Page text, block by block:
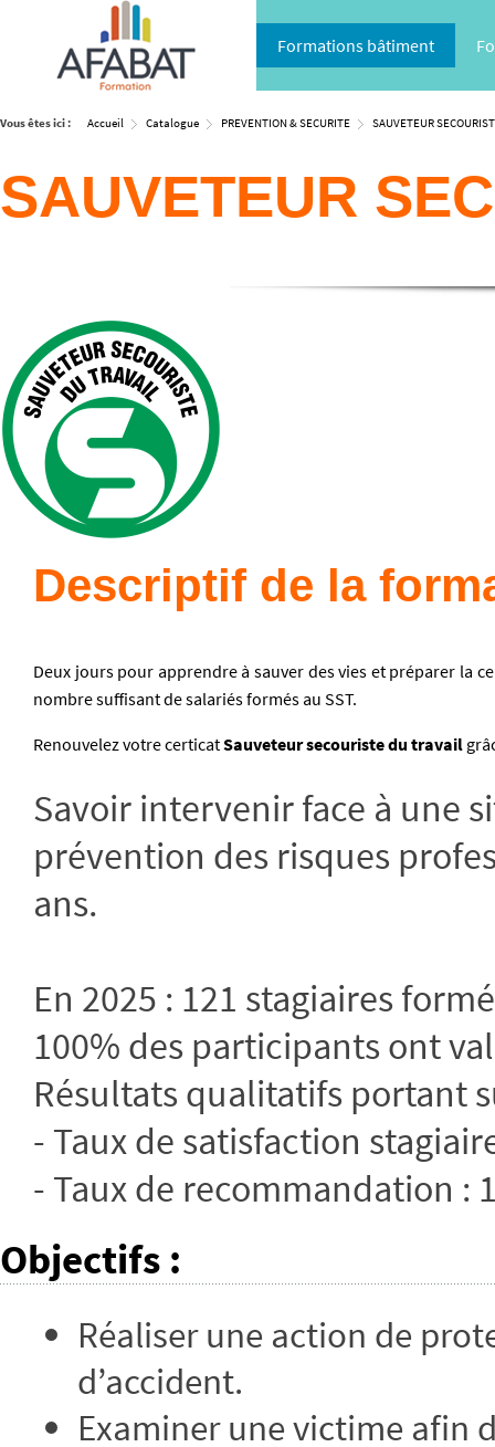
Formations bâtiment
Vous êtes ici : Accueil Catalogue PREVENTION & SECURITE SAUVETEUR
SAUVETEUR
Descriptif de la
Deux jours pour apprendre à sauver des vies et préparer la
nombre suffisant de salariés formés au SST.
Renouvelez votre certicatSauveteur secouriste du travail
Savoir intervenir face à une
prévention des risques
ans.
En 2025 : 121 stagiaires
100% des participants ont
Résultats qualitatifs portant
- Taux de satisfaction
- Taux de recommandation :
Objectifs :
Réaliser une action de
d’accident.
Examiner une victime afin